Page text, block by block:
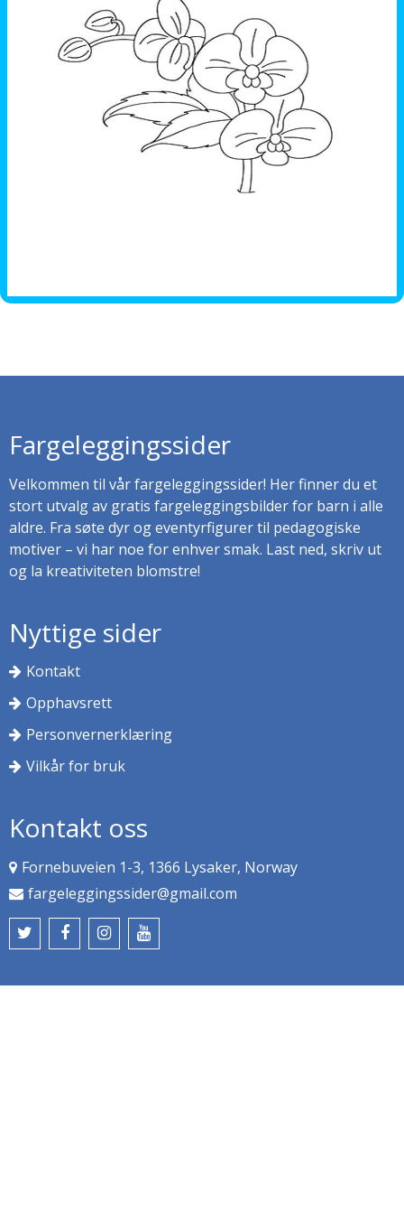
Fargeleggingssider
Velkommen til vår fargeleggingssider! Her finner du et
stort utvalg av gratis fargeleggingsbilder for barn i alle
aldre. Fra søte dyr og eventyrfigurer til pedagogiske
motiver – vi har noe for enhver smak. Last ned, skriv ut
og la kreativiteten blomstre!
Nyttige sider
Kontakt
Opphavsrett
Personvernerklæring
Vilkår for bruk
Kontakt oss
Fornebuveien 1-3, 1366 Lysaker, Norway
fargeleggingssider@gmail.com